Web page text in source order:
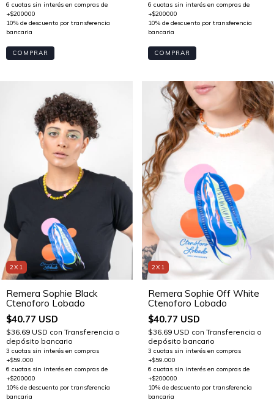
COMPRAR COMPRAR
2X1
Remera Sophie Black
Ctenoforo Lobado
$40.77 USD
$36.69 USD con Transferencia o
depósito bancario
2X1
Remera Sophie Off White
Ctenoforo Lobado
$40.77 USD
$36.69 USD con Transferencia o
depósito bancario